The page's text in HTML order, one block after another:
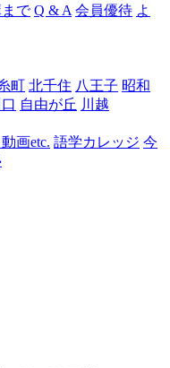
ャ
越
で Q & A 会員優待 よ
町 北千住 八王子 昭和
自由が丘 川越
画etc. 語学カレッジ 今